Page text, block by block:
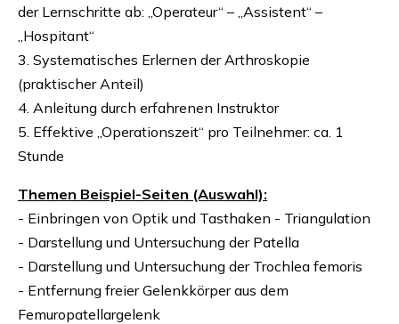
der Lernschritte ab: „Operateur“ – „Assistent“ –
„Hospitant“
3. Systematisches Erlernen der Arthroskopie
(praktischer Anteil)
4. Anleitung durch erfahrenen Instruktor
5. Effektive „Operationszeit“ pro Teilnehmer: ca. 1
Stunde
Themen Beispiel-Seiten (Auswahl):
- Einbringen von Optik und Tasthaken - Triangulation
- Darstellung und Untersuchung der Patella
- Darstellung und Untersuchung der Trochlea femoris
- Entfernung freier Gelenkkörper aus dem
Femuropatellargelenk